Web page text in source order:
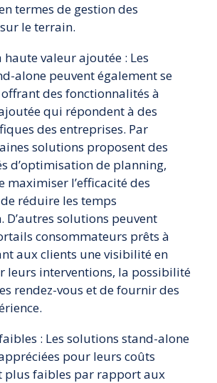
termes de gestion des
le terrain.
haute valeur ajoutée : Les
alone peuvent également se
des fonctionnalités à
qui répondent à des
des entreprises. Par
solutions proposent des
d’optimisation de planning,
maximiser l’efficacité des
réduire les temps
D’autres solutions peuvent
consommateurs prêts à
aux clients une visibilité en
leurs interventions, la possibilité
rendez-vous et de fournir des
: Les solutions stand-alone
pour leurs coûts
plus faibles par rapport aux